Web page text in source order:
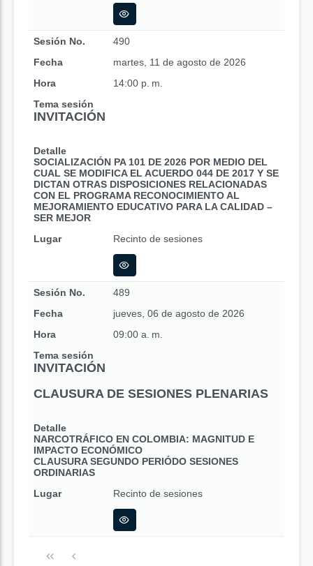
Sesión No.
490
Fecha
martes, 11 de agosto de 2026
Hora
14:00 p. m.
Tema sesión
INVITACIÓN
Detalle
SOCIALIZACIÓN PA 101 DE 2026 POR MEDIO DEL
CUAL SE MODIFICA EL ACUERDO 044 DE 2017 Y SE
DICTAN OTRAS DISPOSICIONES RELACIONADAS
CON EL PROGRAMA RECONOCIMIENTO AL
MEJORAMIENTO EDUCATIVO PARA LA CALIDAD –
SER MEJOR
Lugar
Recinto de sesiones
Sesión No.
489
Fecha
jueves, 06 de agosto de 2026
Hora
09:00 a. m.
Tema sesión
INVITACIÓN
CLAUSURA DE SESIONES PLENARIAS
Detalle
NARCOTRÁFICO EN COLOMBIA: MAGNITUD E
IMPACTO ECONÓMICO
CLAUSURA SEGUNDO PERIÓDO SESIONES
ORDINARIAS
Lugar
Recinto de sesiones